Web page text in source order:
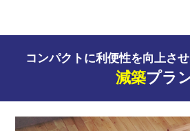
コンパクトに利便性を向上さ
減築プラ